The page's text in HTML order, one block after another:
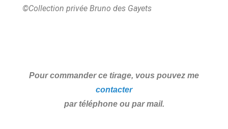
©Collection privée Bruno des Gayets
Pour commander ce tirage, vous pouvez me
contacter
par téléphone ou par mail.